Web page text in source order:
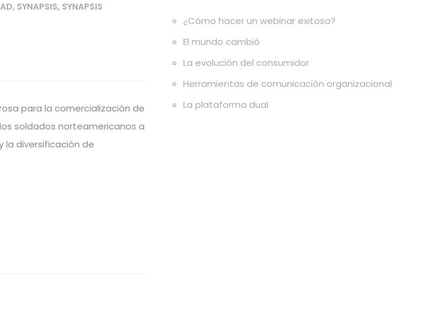
, SYNAPSIS, SYNAPSIS
para la comercialización de
soldados norteamericanos a
la diversificación de
¿Cómo hacer un webinar exitoso?
El mundo cambió
La evolución del consumidor
Herramientas de comunicación organizacional
La plataforma dual